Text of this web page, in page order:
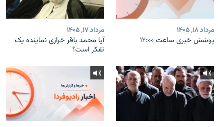
مرداد ۱۸, ۱۴۰۵
پوشش خبری ساعت ۱۲:۰۰
مرداد ۱۷, ۱۴۰۵
آیا محمد باقر خرازی نماینده یک
تفکر است؟